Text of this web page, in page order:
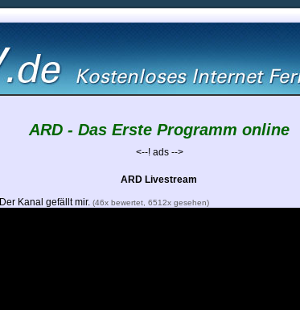
ARD - Das Erste Programm online
<--! ads -->
ARD Livestream
Der Kanal gefällt mir. (46x bewertet, 6512x gesehen)